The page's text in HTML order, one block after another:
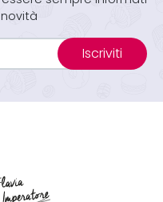
Iscriviti